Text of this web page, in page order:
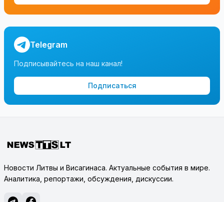
Telegram
Подписывайтесь на наш канал!
Подписаться
Новости Литвы и Висагинаса. Актуальные события в мире.
Аналитика, репортажи, обсуждения, дискуссии.